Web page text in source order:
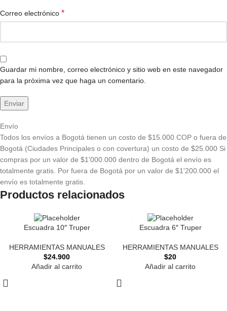
Correo electrónico *
Guardar mi nombre, correo electrónico y sitio web en este navegador
para la próxima vez que haga un comentario.
Envío
Todos los envíos a Bogotá tienen un costo de $15.000 COP o fuera de
Bogotá (Ciudades Principales o con covertura) un costo de $25.000 Si
compras por un valor de $1'000.000 dentro de Bogotá el envío es
totalmente gratis. Por fuera de Bogotá por un valor de $1'200.000 el
envío es totalmente gratis.
Productos relacionados
Escuadra 10″ Truper
HERRAMIENTAS MANUALES
$24.900
Añadir al carrito
Escuadra 6″ Truper
HERRAMIENTAS MANUALES
$20
Añadir al carrito